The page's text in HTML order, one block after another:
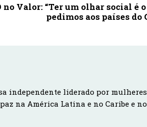
no Valor: “Ter um olhar social é
pedimos aos países do
independente liderado por
na América Latina e no Caribe e no